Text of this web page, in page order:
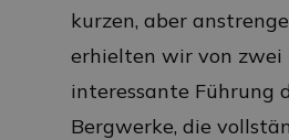
kurzen, aber
erhielten wir von zwei
interessante Führung
Bergwerke, die